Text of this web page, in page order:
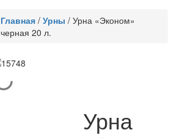
Главная / Урны / Урна «Эконом»
черная 20 л.
Урна